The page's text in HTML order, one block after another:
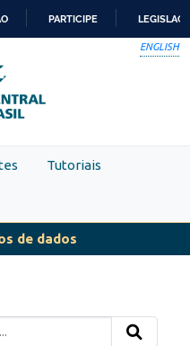
PARTICIPE
ENGLISH
Tutoriais
de dados